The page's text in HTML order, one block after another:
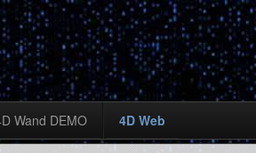
Wand DEMO 4D Web